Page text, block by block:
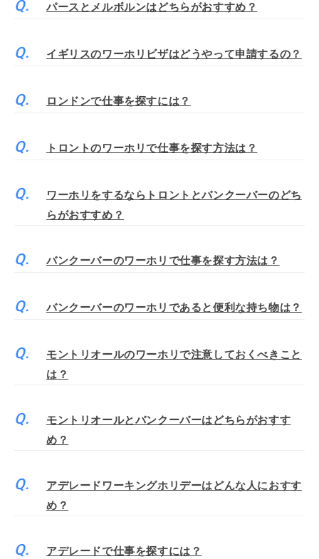
パースとメルボルンはどちらがおすすめ？
イギリスのワーホリビザはどうやって申請するの？
ロンドンで仕事を探すには？
トロントのワーホリで仕事を探す方法は？
ワーホリをするならトロントとバンクーバーのどち
らがおすすめ？
バンクーバーのワーホリで仕事を探す方法は？
バンクーバーのワーホリであると便利な持ち物は？
モントリオールのワーホリで注意しておくべきこと
は？
モントリオールとバンクーバーはどちらがおすす
め？
アデレードワーキングホリデーはどんな人におすす
め？
アデレードで仕事を探すには？